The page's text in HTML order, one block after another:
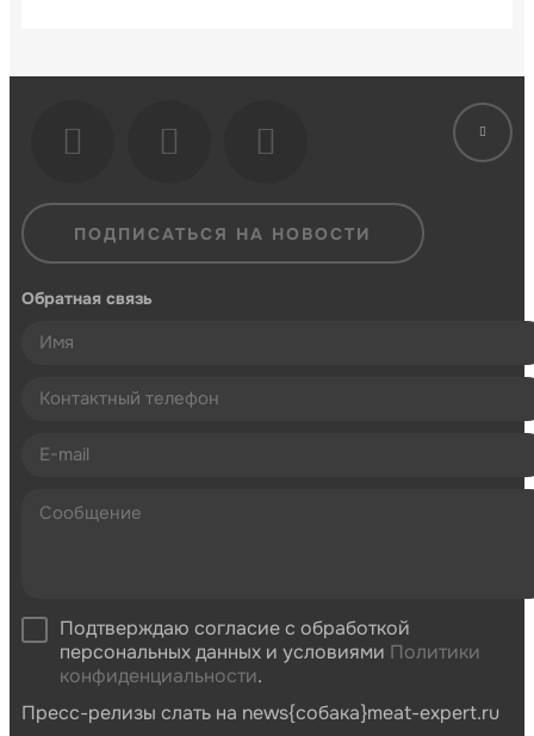
ПОДПИСАТЬСЯ НА НОВОСТИ
Обратная связь
Подтверждаю согласие с обработкой
персональных данных и условиями Политики
конфиденциальности.
Пресс-релизы слать на news{собака}meat-expert.ru